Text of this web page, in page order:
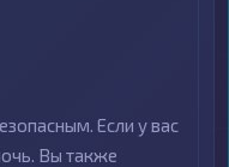
Если у вас
Вы также